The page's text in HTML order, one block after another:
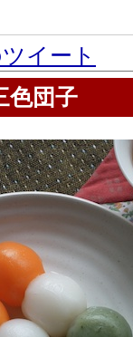
イート
色団子